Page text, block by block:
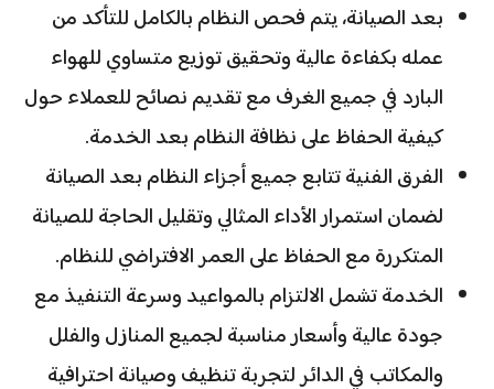
بعد الصيانة، يتم فحص النظام بالكامل للتأكد من
عمله بكفاءة عالية وتحقيق توزيع متساوي للهواء
البارد في جميع الغرف مع تقديم نصائح للعملاء حول
كيفية الحفاظ على نظافة النظام بعد الخدمة.
الفرق الفنية تتابع جميع أجزاء النظام بعد الصيانة
لضمان استمرار الأداء المثالي وتقليل الحاجة للصيانة
المتكررة مع الحفاظ على العمر الافتراضي للنظام.
الخدمة تشمل الالتزام بالمواعيد وسرعة التنفيذ مع
جودة عالية وأسعار مناسبة لجميع المنازل والفلل
والمكاتب في الدائر لتجربة تنظيف وصيانة احترافية